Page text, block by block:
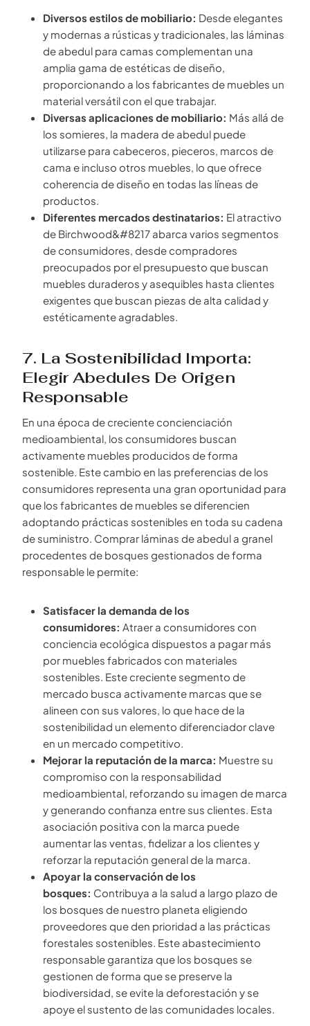
Diversos estilos de mobiliario: Desde elegantes
y modernas a rústicas y tradicionales, las láminas
de abedul para camas complementan una
amplia gama de estéticas de diseño,
proporcionando a los fabricantes de muebles un
material versátil con el que trabajar.
Diversas aplicaciones de mobiliario: Más allá de
los somieres, la madera de abedul puede
utilizarse para cabeceros, pieceros, marcos de
cama e incluso otros muebles, lo que ofrece
coherencia de diseño en todas las líneas de
productos.
Diferentes mercados destinatarios: El atractivo
de Birchwood&#8217 abarca varios segmentos
de consumidores, desde compradores
preocupados por el presupuesto que buscan
muebles duraderos y asequibles hasta clientes
exigentes que buscan piezas de alta calidad y
estéticamente agradables.
7. La Sostenibilidad Importa:
Elegir Abedules De Origen
Responsable
En una época de creciente concienciación
medioambiental, los consumidores buscan
activamente muebles producidos de forma
sostenible. Este cambio en las preferencias de los
consumidores representa una gran oportunidad para
que los fabricantes de muebles se diferencien
adoptando prácticas sostenibles en toda su cadena
de suministro. Comprar láminas de abedul a granel
procedentes de bosques gestionados de forma
responsable le permite:
Satisfacer la demanda de los
consumidores: Atraer a consumidores con
conciencia ecológica dispuestos a pagar más
por muebles fabricados con materiales
sostenibles. Este creciente segmento de
mercado busca activamente marcas que se
alineen con sus valores, lo que hace de la
sostenibilidad un elemento diferenciador clave
en un mercado competitivo.
Mejorar la reputación de la marca: Muestre su
compromiso con la responsabilidad
medioambiental, reforzando su imagen de marca
y generando confianza entre sus clientes. Esta
asociación positiva con la marca puede
aumentar las ventas, fidelizar a los clientes y
reforzar la reputación general de la marca.
Apoyar la conservación de los
bosques: Contribuya a la salud a largo plazo de
los bosques de nuestro planeta eligiendo
proveedores que den prioridad a las prácticas
forestales sostenibles. Este abastecimiento
responsable garantiza que los bosques se
gestionen de forma que se preserve la
biodiversidad, se evite la deforestación y se
apoye el sustento de las comunidades locales.